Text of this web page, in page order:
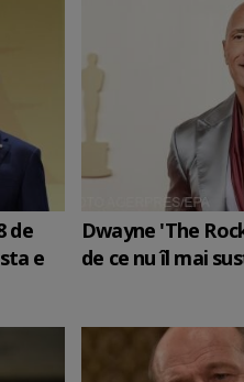
de
e
Dwayne 'The
de ce nu îl mai